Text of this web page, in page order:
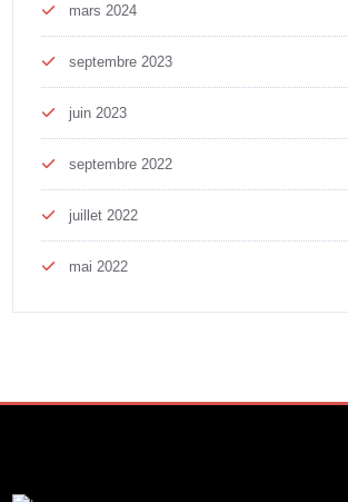
mars 2024
septembre 2023
juin 2023
septembre 2022
juillet 2022
mai 2022